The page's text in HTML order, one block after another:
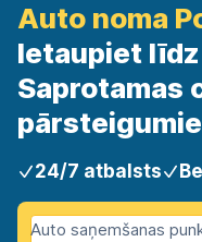
Auto noma
Ietaupiet
Saprotamas
24/7 atbalsts
Auto saņemšanas